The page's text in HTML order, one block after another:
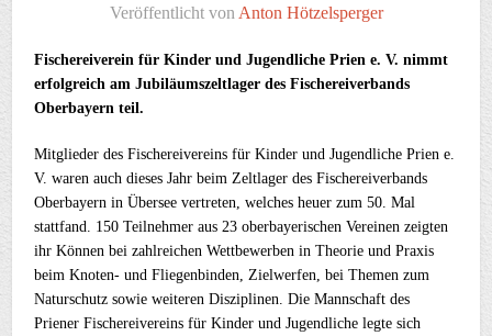
Veröffentlicht von Anton Hötzelsperger
Fischereiverein für Kinder und Jugendliche Prien e. V. nimmt
erfolgreich am Jubiläumszeltlager des Fischereiverbands
Oberbayern teil.
Mitglieder des Fischereivereins für Kinder und Jugendliche Prien e.
V. waren auch dieses Jahr beim Zeltlager des Fischereiverbands
Oberbayern in Übersee vertreten, welches heuer zum 50. Mal
stattfand. 150 Teilnehmer aus 23 oberbayerischen Vereinen zeigten
ihr Können bei zahlreichen Wettbewerben in Theorie und Praxis
beim Knoten- und Fliegenbinden, Zielwerfen, bei Themen zum
Naturschutz sowie weiteren Disziplinen. Die Mannschaft des
Priener Fischereivereins für Kinder und Jugendliche legte sich